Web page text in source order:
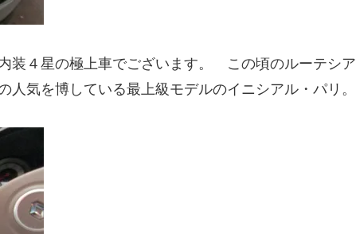
装４星の極上車でございます。 この頃のルーテシア
気を博している最上級モデルのイニシアル・パリ。